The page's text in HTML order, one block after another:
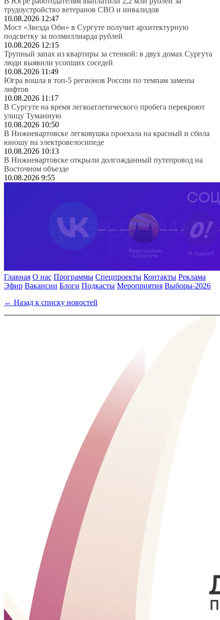
трудоустройство ветеранов СВО и инвалидов
10.08.2026 12:47
Мост «Звезда Оби» в Сургуте получит архитектурную
подсветку за полмиллиарда рублей
10.08.2026 12:15
Трупный запах из квартиры за стенкой: в двух домах Сургута
люди выявили усопших соседей
10.08.2026 11:49
Югра вошла в топ-5 регионов России по темпам замены
лифтов
10.08.2026 11:17
В Сургуте на время легкоатлетического пробега перекроют
улицу Туманную
10.08.2026 10:50
В Нижневартовске легковушка проехала на красный и сбила
юношу на электровелосипеде
10.08.2026 10:13
В Нижневартовске открыли долгожданный путепровод на
Восточном объезде
10.08.2026 9:55
Главная О нас Программы Спецпроекты Контакты Реклама
Эфир Вакансии Блоги Подкасты Мероприятия Выборы-2026
← Назад к списку новостей